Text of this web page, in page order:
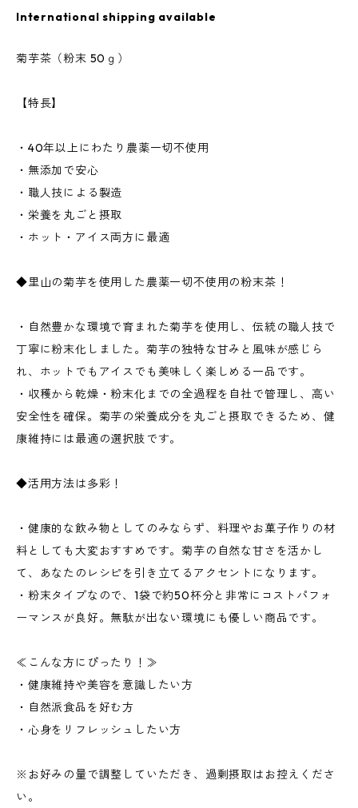
International shipping available
菊芋茶（粉末 50ｇ）
【特長】
・40年以上にわたり農薬一切不使用
・無添加で安心
・職人技による製造
・栄養を丸ごと摂取
・ホット・アイス両方に最適
◆里山の菊芋を使用した農薬一切不使用の粉末茶！
・自然豊かな環境で育まれた菊芋を使用し、伝統の職人技で
丁寧に粉末化しました。菊芋の独特な甘みと風味が感じら
れ、ホットでもアイスでも美味しく楽しめる一品です。
・収穫から乾燥・粉末化までの全過程を自社で管理し、高い
安全性を確保。菊芋の栄養成分を丸ごと摂取できるため、健
康維持には最適の選択肢です。
◆活用方法は多彩！
・健康的な飲み物としてのみならず、料理やお菓子作りの材
料としても大変おすすめです。菊芋の自然な甘さを活かし
て、あなたのレシピを引き立てるアクセントになります。
・粉末タイプなので、1袋で約50杯分と非常にコストパフォ
ーマンスが良好。無駄が出ない環境にも優しい商品です。
≪こんな方にぴったり！≫
・健康維持や美容を意識したい方
・自然派食品を好む方
・心身をリフレッシュしたい方
※お好みの量で調整していただき、過剰摂取はお控えくださ
い。